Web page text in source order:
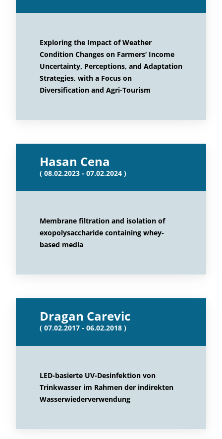
Exploring the Impact of Weather
Condition Changes on Farmers‘ Income
Uncertainty, Perceptions, and Adaptation
Strategies, with a Focus on
Diversification and Agri-Tourism
Hasan Cena
( 08.02.2023 - 07.02.2024 )
Membrane filtration and isolation of
exopolysaccharide containing whey-
based media
Dragan Carevic
( 07.02.2017 - 06.02.2018 )
LED-basierte UV-Desinfektion von
Trinkwasser im Rahmen der indirekten
Wasserwiederverwendung